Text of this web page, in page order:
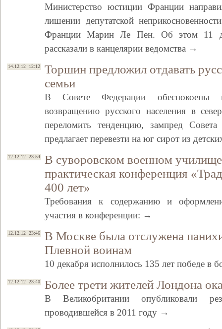
Министерство юстиции Франции
лишении депутатской
Франции Марин Ле Пен. Об этом 11
рассказали в канцелярии ведомства →
14.12.12 12:12
Торшин предложил отдавать
семьи
В Совете Федерации обеспокоены
возвращению русского населения в
переломить тенденцию, зампред
предлагает перевезти на юг сирот из
12.12.12 23:54
В суворовском военном
практическая конференция
400 лет»
Требования к содержанию и
участия в конференции: →
12.12.12 23:46
В Москве была отслужена
Плевной воинам
10 декабря исполнилось 135 лет победе
12.12.12 23:40 Более трети жителей Лондона
В Великобритании опубликовали
проводившейся в 2011 году →